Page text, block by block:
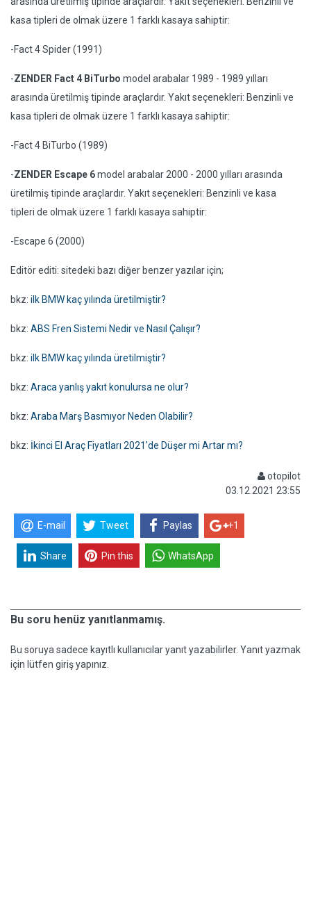
kasa tipleri de olmak üzere 1 farklı kasaya sahiptir:
-Fact 4 Spider (1991)
-ZENDER Fact 4 BiTurbo model arabalar 1989 - 1989 yılları
arasında üretilmiş tipinde araçlardır. Yakıt seçenekleri: Benzinli ve
kasa tipleri de olmak üzere 1 farklı kasaya sahiptir:
-Fact 4 BiTurbo (1989)
-ZENDER Escape 6model arabalar 2000 - 2000 yılları arasında
üretilmiş tipinde araçlardır. Yakıt seçenekleri: Benzinli ve kasa
tipleri de olmak üzere 1 farklı kasaya sahiptir:
-Escape 6 (2000)
Editör editi: sitedeki bazı diğer benzer yazılar için;
bkz: ilk BMW kaç yılında üretilmiştir?
bkz: ABS Fren Sistemi Nedir ve Nasıl Çalışır?
bkz: ilk BMW kaç yılında üretilmiştir?
bkz: Araca yanlış yakıt konulursa ne olur?
bkz: Araba Marş Basmıyor Neden Olabilir?
bkz: İkinci El Araç Fiyatları 2021'de Düşer mi Artar mı?
otopilot
03.12.2021 23:55
E-mail Tweet Paylas +1
Share Pin this WhatsApp
Bu soru henüz yanıtlanmamış.
Bu soruya sadece kayıtlı kullanıcılar yanıt yazabilirler. Yanıt yazmak
için lütfen giriş yapınız.